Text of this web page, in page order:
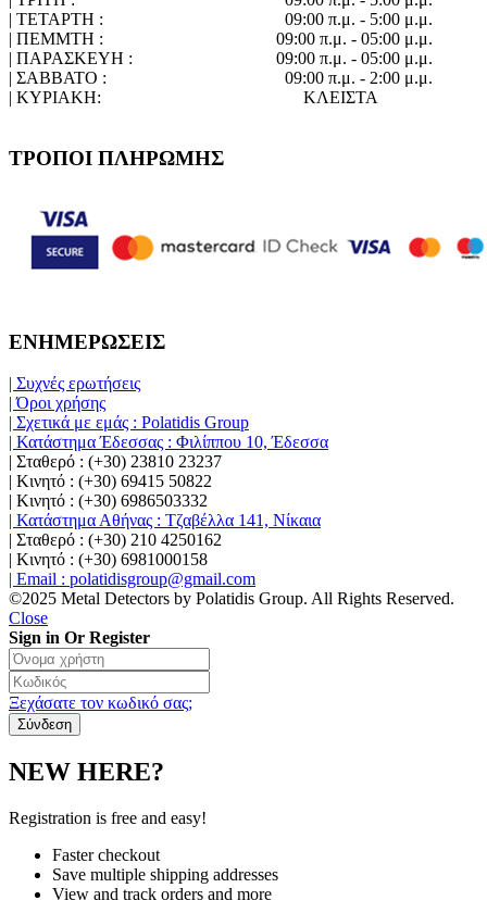
| ΤΕΤΑΡΤΗ :
09:00 π.μ. - 5:00 μ.μ.
| ΠΕΜΜΤΗ :
09:00 π.μ. - 05:00 μ.μ.
| ΠΑΡΑΣΚΕΥΗ :
09:00 π.μ. - 05:00 μ.μ.
| ΣΑΒΒΑΤΟ :
09:00 π.μ. - 2:00 μ.μ.
| ΚΥΡΙΑΚΗ:
ΚΛΕΙΣΤΑ
ΤΡΟΠΟΙ ΠΛΗΡΩΜΗΣ
ΕΝΗΜΕΡΩΣΕΙΣ
| Συχνές ερωτήσεις
| Όροι χρήσης
| Σχετικά με εμάς : Polatidis Group
| Κατάστημα Έδεσσας : Φιλίππου 10, Έδεσσα
| Σταθερό : (+30) 23810 23237
| Κινητό : (+30) 69415 50822
| Κινητό : (+30) 6986503332
| Κατάστημα Αθήνας : Τζαβέλλα 141, Νίκαια
| Σταθερό : (+30) 210 4250162
| Κινητό : (+30) 6981000158
| Email : polatidisgroup@gmail.com
©2025 Metal Detectors by Polatidis Group. All Rights Reserved.
Close
Sign in Or Register
Ξεχάσατε τον κωδικό σας;
NEW HERE?
Registration is free and easy!
Faster checkout
Save multiple shipping addresses
View and track orders and more